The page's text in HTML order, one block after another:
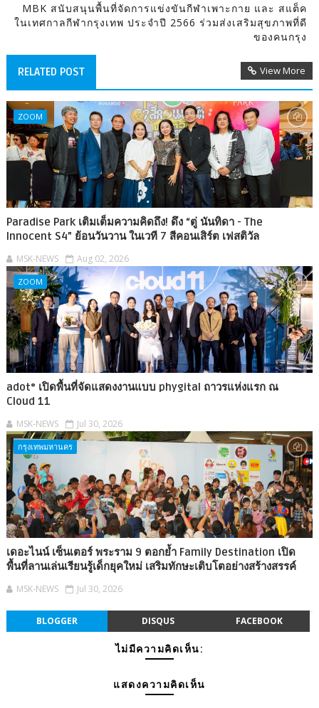
MBK สนับสนุนพื้นที่จัดการแข่งขันกีฬาเพาะกาย และ สแต็ค
ในเทศกาลกีฬากรุงเทพ ประจำปี 2566 ร่วมส่งเสริมสุขภาพที่ดี
ของคนกรุง
RELATED POST View More
ZOOM
Paradise Park เติมเต็มความคิดถึง! ดึง “ตู่ นันทิดา - The
Innocent S4” ย้อนวันวาน ในเวที 7 สีคอนเสิร์ต เฟสติวัล
MSK-NEWS Aug 02, 2026
ZOOM
adot° เปิดพื้นที่จัดแสดงงานแบบ phygital ถาวรแห่งแรก ณ
Cloud 11
MSK-NEWS Jul 30, 2026
กรุงเทพมหานคร
เดอะไนน์ เซ็นเตอร์ พระราม 9 ตอกย้ำ Family Destination เปิด
พื้นที่ลานเล่นเรียนรู้เด็กยุคใหม่ เสริมทักษะเติบโตอย่างสร้างสรรค์
MSK-NEWS Jul 30, 2026
BLOGGER DISQUS FACEBOOK
ไม่มีความคิดเห็น:
แสดงความคิดเห็น